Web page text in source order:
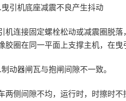
曳引机底座减震不良产生抖动
机连接固定螺栓松动或减震圈脱
胶圈在同一平面上支撑主机，在曳
制动器闸瓦与抱闸间隙不一致。
两侧间隙不均，运行时，时擦时